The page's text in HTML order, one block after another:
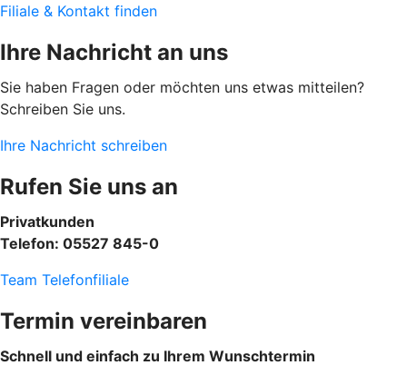
Filiale & Kontakt finden
Ihre Nachricht an uns
Sie haben Fragen oder möchten uns etwas mitteilen?
Schreiben Sie uns.
Ihre Nachricht schreiben
Rufen Sie uns an
Privatkunden
Telefon: 05527 845-0
Team Telefonfiliale
Termin vereinbaren
Schnell und einfach zu Ihrem Wunschtermin